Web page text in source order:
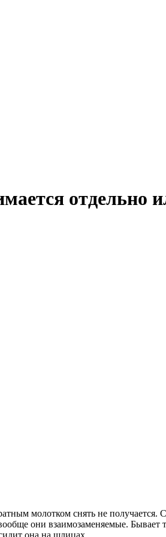
отдельно
молотком снять не
они взаимозаменяемые.